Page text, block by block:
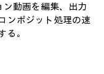
動画を編集、出力
ンポジット処理の速
。